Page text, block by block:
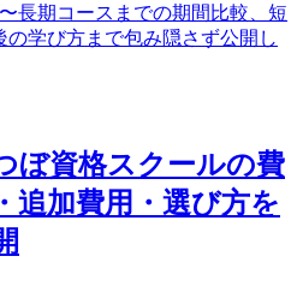
長期コースまでの期間比較、短
学び方まで包み隠さず公開し
ぼ資格スクールの費
追加費用・選び方を